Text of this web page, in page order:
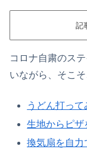
記
コロナ自粛のス
いながら、そこ
うどん打って
生地からピザ
換気扇を自力